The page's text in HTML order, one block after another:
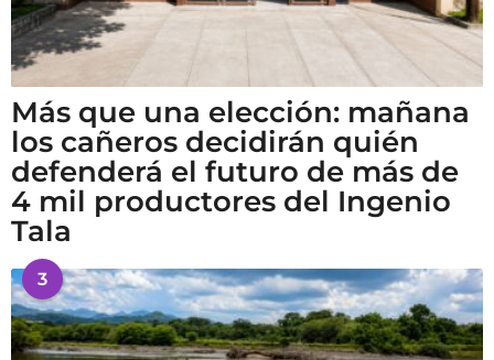
Más que una elección: mañana
los cañeros decidirán quién
defenderá el futuro de más de
4 mil productores del Ingenio
Tala
3